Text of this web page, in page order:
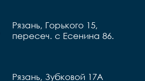
Рязань, Горького 15,
пересеч. с Есенина 86.
Рязань, Зубковой 17А